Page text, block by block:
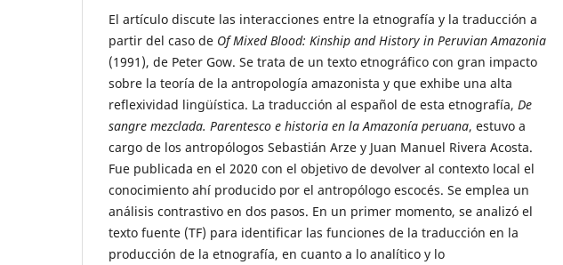
El artículo discute las interacciones entre la etnografía y la traducción a
partir del caso de Of Mixed Blood: Kinship and History in Peruvian Amazonia
(1991), de Peter Gow. Se trata de un texto etnográfico con gran impacto
sobre la teoría de la antropología amazonista y que exhibe una alta
reflexividad lingüística. La traducción al español de esta etnografía, De
sangre mezclada. Parentesco e historia en la Amazonía peruana, estuvo a
cargo de los antropólogos Sebastián Arze y Juan Manuel Rivera Acosta.
Fue publicada en el 2020 con el objetivo de devolver al contexto local el
conocimiento ahí producido por el antropólogo escocés. Se emplea un
análisis contrastivo en dos pasos. En un primer momento, se analizó el
texto fuente (TF) para identificar las funciones de la traducción en la
producción de la etnografía, en cuanto a lo analítico y lo